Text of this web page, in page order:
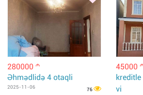
280000 m
Əhmədlidə 4 otaqli
2025-11-06 76
45000
kreditle
vi